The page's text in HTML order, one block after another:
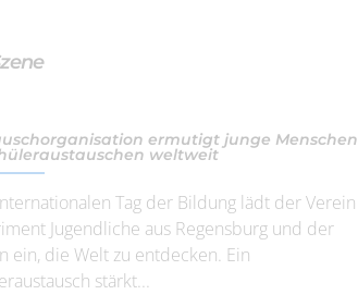
ermutigt junge Menschen
weltweit
Tag der Bildung lädt der Verein
Jugendliche aus Regensburg und der
ein, die Welt zu entdecken. Ein
stärkt...